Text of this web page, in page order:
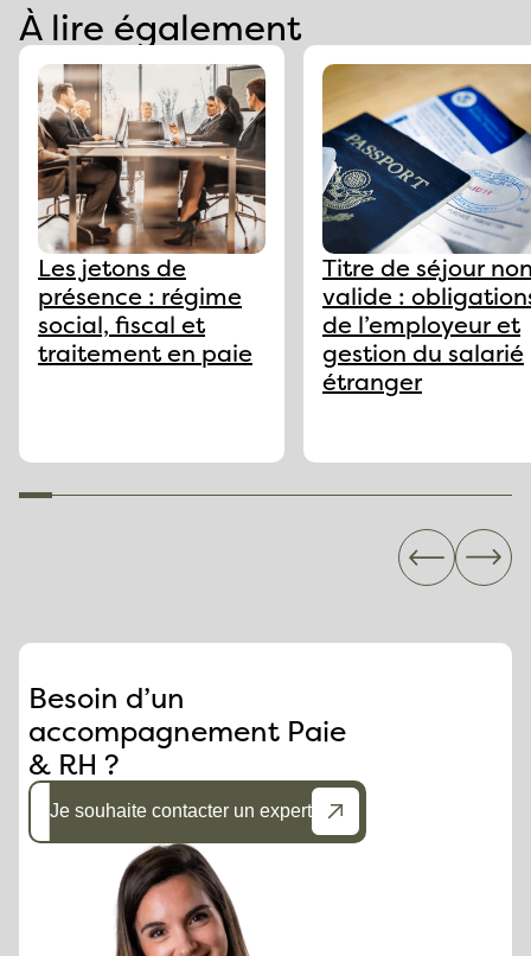
À lire également
Les jetons de
présence : régime
social, fiscal et
traitement en paie
Titre de séjour
valide :
de l’employeur et
gestion du salarié
étranger
Besoin d’un
accompagnement Paie
& RH ?
Je souhaite contacter un expert